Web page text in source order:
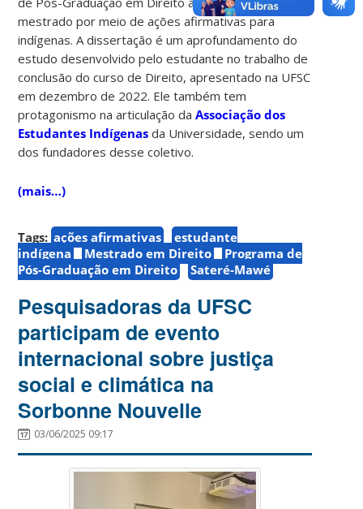
mestrado por meio de ações afirmativas para
indígenas. A dissertação é um aprofundamento do
estudo desenvolvido pelo estudante no trabalho de
conclusão do curso de Direito, apresentado na UFSC
em dezembro de 2022. Ele também tem
protagonismo na articulação daAssociação dos
Estudantes Indígenas da Universidade, sendo um
dos fundadores desse coletivo.
(mais…)
Tags: ações afirmativas
estudante
indígena
Mestrado em Direito
Programa de
Pós-Graduação em Direito
Sateré-Mawé
Pesquisadoras da UFSC
participam de evento
internacional sobre justiça
social e climática na
Sorbonne Nouvelle
03/06/2025 09:17